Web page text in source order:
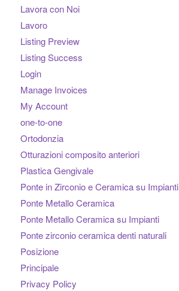
Lavora con Noi
Lavoro
Listing Preview
Listing Success
Login
Manage Invoices
My Account
one-to-one
Ortodonzia
Otturazioni composito anteriori
Plastica Gengivale
Ponte in Zirconio e Ceramica su Impianti
Ponte Metallo Ceramica
Ponte Metallo Ceramica su Impianti
Ponte zirconio ceramica denti naturali
Posizione
Principale
Privacy Policy